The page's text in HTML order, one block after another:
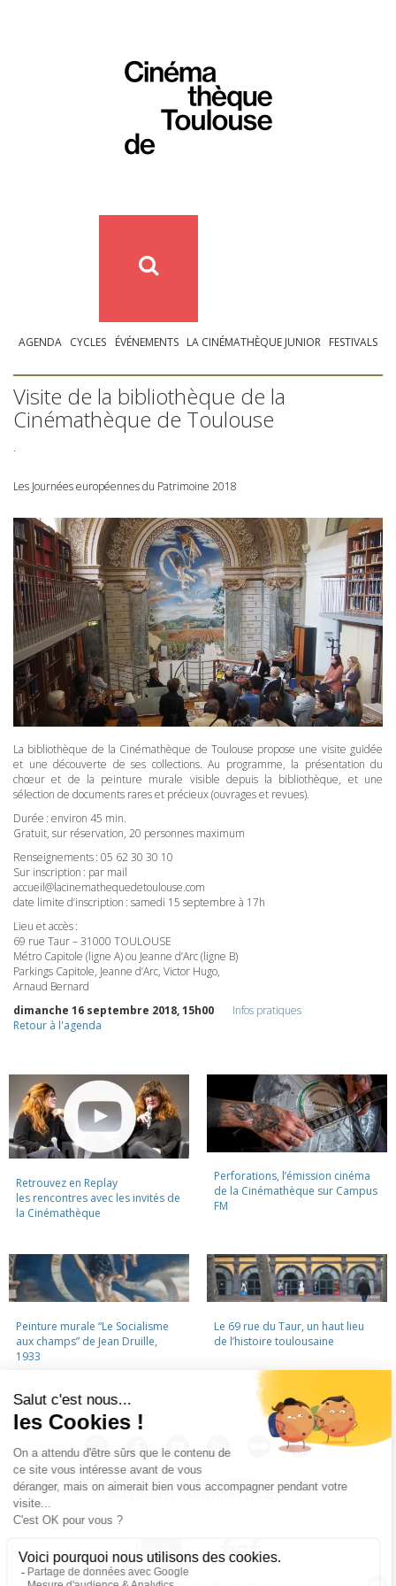
AGENDA CYCLES ÉVÉNEMENTS LA CINÉMATHÈQUE JUNIOR FESTIVALS
Visite de la bibliothèque de la
Cinémathèque de Toulouse
.
Les Journées européennes du Patrimoine 2018
La bibliothèque de la Cinémathèque de Toulouse propose une visite guidée
et une découverte de ses collections. Au programme, la présentation du
chœur et de la peinture murale visible depuis la bibliothèque, et une
sélection de documents rares et précieux (ouvrages et revues).
Durée : environ 45 min.
Gratuit, sur réservation, 20 personnes maximum
Renseignements : 05 62 30 30 10
Sur inscription : par mail
accueil@lacinemathequedetoulouse.com
date limite d’inscription : samedi 15 septembre à 17h
Lieu et accès :
69 rue Taur – 31000 TOULOUSE
Métro Capitole (ligne A) ou Jeanne d’Arc (ligne B)
Parkings Capitole, Jeanne d’Arc, Victor Hugo,
Arnaud Bernard
dimanche 16 septembre 2018, 15h00
Infos pratiques
Retour à l'agenda
Retrouvez en Replay
les rencontres avec les invités de
la Cinémathèque
Perforations, l’émission cinéma
de la Cinémathèque sur Campus
FM
Peinture murale “Le Socialisme
aux champs” de Jean Druille,
1933
Le 69 rue du Taur, un haut lieu
de l’histoire toulousaine
LA CINÉMATHÈQUE · CONTACTS · LETTRE D'INFORMATION ·
MENTIONS LÉGALES